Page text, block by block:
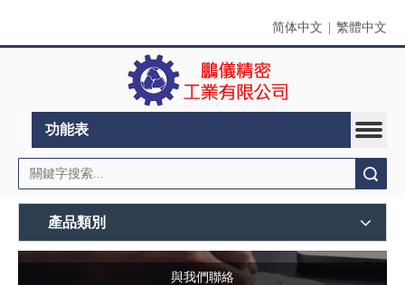
简体中文 繁體中文
功能表
產品類別
與我們聯絡